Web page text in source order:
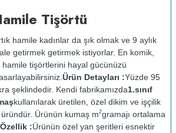
Tişörtü
hamile kadınlar da şık olmak ve 9 aylık
getirmek getirmek istiyorlar. En komik,
tişörtlerini hayal gücünüzü
Ürün Detayları :Yüzde 95
şeklindedir. Kendi fabrikamızda1.sınıf
kullanılarak üretilen, özel dikim ve işçilik
Ürünün kumaş m2gramajı ortalama
:Ürünün özel yan şeritleri esnektir